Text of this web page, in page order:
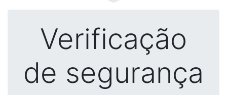
Verificação
de segurança